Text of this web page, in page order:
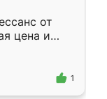
от
цена и
1